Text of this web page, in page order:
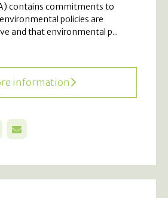
contains commitments to
policies are
and that environmental p...
information